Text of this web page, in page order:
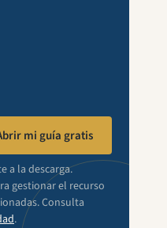
mi guía gratis
a la descarga.
gestionar el recurso
Consulta
.